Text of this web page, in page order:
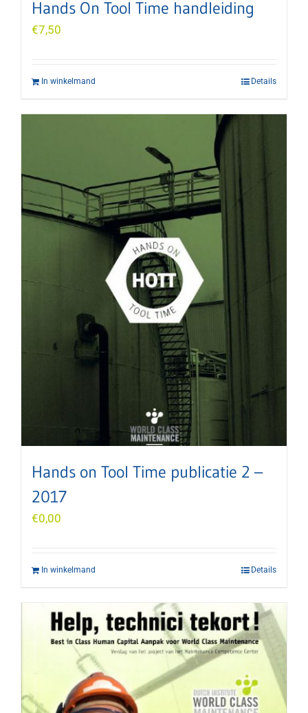
Hands On Tool Time handleiding
€7,50
In winkelmand Details
Hands on Tool Time publicatie 2 –
2017
€0,00
In winkelmand Details